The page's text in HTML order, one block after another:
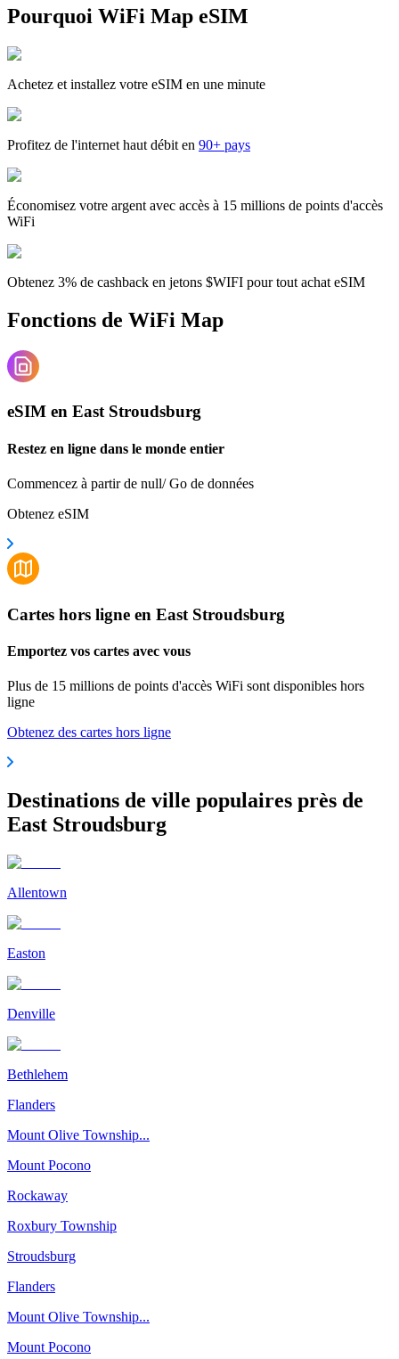
Pourquoi WiFi Map eSIM
Achetez et installez votre eSIM en une minute
Profitez de l'internet haut débit en 90+ pays
Économisez votre argent avec accès à 15 millions de points d'accès
WiFi
Obtenez 3% de cashback en jetons $WIFI pour tout achat eSIM
Fonctions de WiFi Map
eSIM en East Stroudsburg
Restez en ligne dans le monde entier
Commencez à partir de null/ Go de données
Obtenez eSIM
Cartes hors ligne en East Stroudsburg
Emportez vos cartes avec vous
Plus de 15 millions de points d'accès WiFi sont disponibles hors
ligne
Obtenez des cartes hors ligne
Destinations de ville populaires près de
East Stroudsburg
Allentown
Easton
Denville
Bethlehem
Flanders
Mount Olive Township...
Mount Pocono
Rockaway
Roxbury Township
Stroudsburg
Flanders
Mount Olive Township...
Mount Pocono